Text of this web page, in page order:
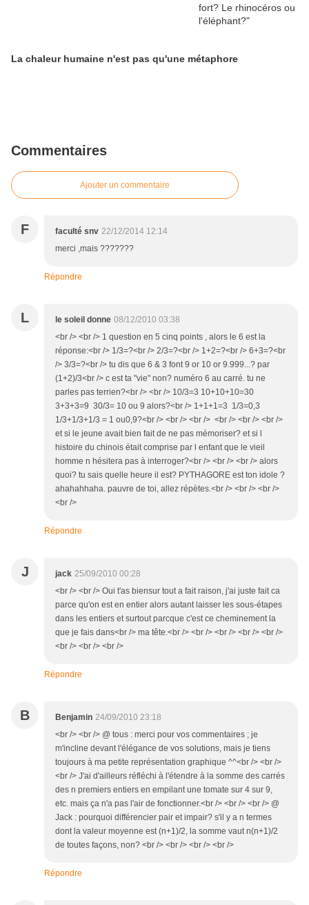
La chaleur humaine n'est pas qu'une métaphore
Commentaires
Ajouter un commentaire
F faculté snv 22/12/2014 12:14
merci ,mais ???????
Répondre
L le soleil donne 08/12/2010 03:38
<br /> <br /> 1 question en 5 cinq points , alors le 6 est la
réponse:<br /> 1/3=?<br /> 2/3=?<br /> 1+2=?<br /> 6+3=?<br
/> 3/3=?<br /> tu dis que 6 & 3 font 9 or 10 or 9.999...? par
(1+2)/3<br /> c est ta "vie" non? numéro 6 au carré. tu ne
parles pas terrien?<br /> <br /> 10/3=3 10+10+10=30
3+3+3=9 30/3= 10 ou 9 alors?<br /> 1+1+1=3 1/3=0,3
1/3+1/3+1/3 = 1 ou0,9?<br /> <br /> <br /> <br /> <br /> <br />
et si le jeune avait bien fait de ne pas mémoriser? et si l
histoire du chinois était comprise par l enfant que le vieil
homme n hésitera pas à interroger?<br /> <br /> <br /> alors
quoi? tu sais quelle heure il est? PYTHAGORE est ton idole ?
ahahahhaha. pauvre de toi, allez répètes.<br /> <br /> <br />
<br />
Répondre
J jack 25/09/2010 00:28
<br /> <br /> Oui t'as biensur tout a fait raison, j'ai juste fait ca
parce qu'on est en entier alors autant laisser les sous-étapes
dans les entiers et surtout parcque c'est ce cheminement la
que je fais dans<br /> ma tête.<br /> <br /> <br /> <br /> <br />
<br /> <br /> <br />
Répondre
B Benjamin 24/09/2010 23:18
<br /> <br /> @ tous : merci pour vos commentaires ; je
m'incline devant l'élégance de vos solutions, mais je tiens
toujours à ma petite représentation graphique ^^<br /> <br />
<br /> J'ai d'ailleurs réfléchi à l'étendre à la somme des carrés
des n premiers entiers en empilant une tomate sur 4 sur 9,
etc. mais ça n'a pas l'air de fonctionner.<br /> <br /> <br /> @
Jack : pourquoi différencier pair et impair? s'il y a n termes
dont la valeur moyenne est (n+1)/2, la somme vaut n(n+1)/2
de toutes façons, non? <br /> <br /> <br /> <br />
Répondre